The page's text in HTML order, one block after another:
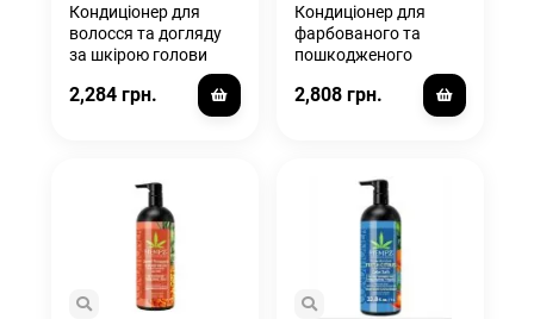
Кондиціонер для
волосся та догляду
за шкірою голови
"Чайне дерево та
ромашка" / Tea
2,284 грн.
Кондиціонер для
фарбованого та
пошкодженого
волосся Original /
Original Floral Banana
Herbal Conditioner
2,808 грн.